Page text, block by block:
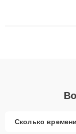
технику с
Сколько